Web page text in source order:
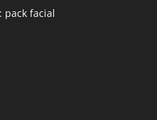
pack facial